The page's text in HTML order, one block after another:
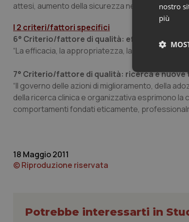
attesi, aumento della sicurezza nella
I 2 criteri/fattori specifici
6° Criterio/fattore di qualità: efficacia,
“La efficacia, la appropriatezza, la sicurezza
7° Criterio/fattore di qualità: ricerca e
“Il governo delle azioni di miglioramento, della
della ricerca clinica e organizzativa esprimono
comportamenti fondati eticamente,
18 Maggio 2011
© Riproduzione riservata
Potrebbe interessarti in
nostro
più